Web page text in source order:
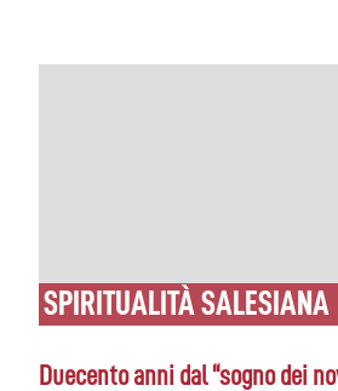
SPIRITUALITÀ SALESIANA
Duecento anni dal “sogno dei